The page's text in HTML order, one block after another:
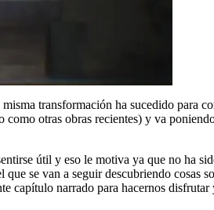
transformación ha sucedido para
otras obras recientes) y va
útil y eso le motiva ya que no ha
se van a seguir descubriendo
narrado para hacernos